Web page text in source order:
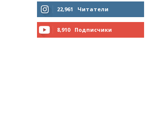
МНЕ НРАВИТСЯ
22,961 Читатели
8,910 Подписчики